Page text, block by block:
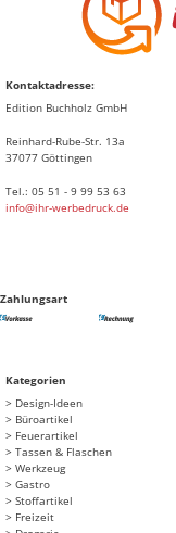
Kontaktadresse:
Edition Buchholz GmbH
Reinhard-Rube-Str. 13a
37077 Göttingen
Tel.: 05 51 - 9 99 53 63
info@ihr-werbedruck.de
Zahlungsart
Kategorien
Design-Ideen
Büroartikel
Feuerartikel
Tassen & Flaschen
Werkzeug
Gastro
Stoffartikel
Freizeit